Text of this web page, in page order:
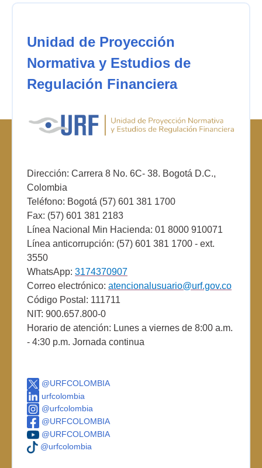
Unidad de Proyección
Normativa y Estudios de
Regulación Financiera
Dirección: Carrera 8 No. 6C- 38. Bogotá D.C.,
Colombia
Teléfono: Bogotá (57) 601 381 1700
Fax: (57) 601 381 2183
Línea Nacional Min Hacienda: 01 8000 910071
Línea anticorrupción: (57) 601 381 1700 - ext.
3550
WhatsApp: 3174370907
Correo electrónico: atencionalusuario@urf.gov.co
Código Postal: 111711
NIT: 900.657.800-0
Horario de atención: Lunes a viernes de 8:00 a.m.
- 4:30 p.m. Jornada continua
@URFCOLOMBIA
urfcolombia
@urfcolombia
@URFCOLOMBIA
@URFCOLOMBIA
@urfcolombia